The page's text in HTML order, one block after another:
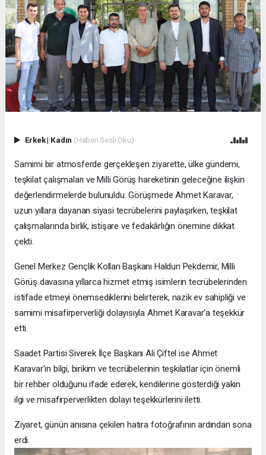
Erkek| Kadın (Haberi Sesli Oku)
Samimi bir atmosferde gerçekleşen ziyarette, ülke gündemi,
teşkilat çalışmaları ve Milli Görüş hareketinin geleceğine ilişkin
değerlendirmelerde bulunuldu. Görüşmede Ahmet Karavar,
uzun yıllara dayanan siyasi tecrübelerini paylaşırken, teşkilat
çalışmalarında birlik, istişare ve fedakârlığın önemine dikkat
çekti.
Genel Merkez Gençlik Kolları Başkanı Haldun Pekdemir, Milli
Görüş davasına yıllarca hizmet etmiş isimlerin tecrübelerinden
istifade etmeyi önemsediklerini belirterek, nazik ev sahipliği ve
samimi misafirperverliği dolayısıyla Ahmet Karavar'a teşekkür
etti.
Saadet Partisi Siverek İlçe Başkanı Ali Çiftel ise Ahmet
Karavar'ın bilgi, birikim ve tecrübelerinin teşkilatlar için önemli
bir rehber olduğunu ifade ederek, kendilerine gösterdiği yakın
ilgi ve misafirperverlikten dolayı teşekkürlerini iletti.
Ziyaret, günün anısına çekilen hatıra fotoğrafının ardından sona
erdi.